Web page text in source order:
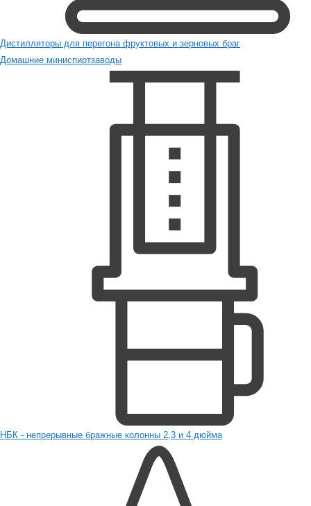
Дистилляторы для перегона фруктовых и зерновых браг
Домашние миниспиртзаводы
НБК - непрерывные бражные колонны 2,3 и 4 дюйма